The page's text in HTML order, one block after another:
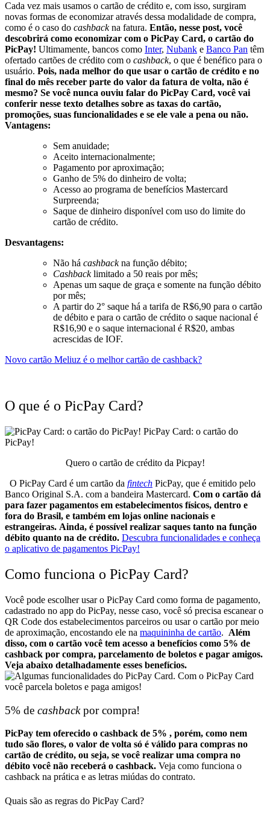
Cada vez mais usamos o cartão de crédito e, com isso, surgiram
novas formas de economizar através dessa modalidade de compra,
como é o caso do cashbackna fatura. Então, nesse post, você
descobrirá como economizar com o PicPay Card, o cartão do
PicPay! Ultimamente, bancos como Inter, Nubank e Banco Pan têm
ofertado cartões de crédito com o cashback, o que é benéfico para o
usuário. Pois, nada melhor do que usar o cartão de crédito e no
final do mês receber parte do valor da fatura de volta, não é
mesmo? Se você nunca ouviu falar do PicPay Card, você vai
conferir nesse texto detalhes sobre as taxas do cartão,
promoções, suas funcionalidades e se ele vale a pena ou não.
Vantagens:
Sem anuidade;
Aceito internacionalmente;
Pagamento por aproximação;
Ganho de 5% do dinheiro de volta;
Acesso ao programa de benefícios Mastercard
Surpreenda;
Saque de dinheiro disponível com uso do limite do
cartão de crédito.
Desvantagens:
Não há cashbackna função débito;
Cashbacklimitado a 50 reais por mês;
Apenas um saque de graça e somente na função débito
por mês;
A partir do 2° saque há a tarifa de R$6,90 para o cartão
de débito e para o cartão de crédito o saque nacional é
R$16,90 e o saque internacional é R$20, ambas
acrescidas de IOF.
Novo cartão Meliuz é o melhor cartão de cashback?
O que é o PicPay Card?
PicPay Card: o cartão do
PicPay!
Quero o cartão de crédito da Picpay!
O PicPay Card é um cartão da fintech PicPay, que é emitido pelo
Banco Original S.A. com a bandeira Mastercard. Com o cartão dá
para fazer pagamentos em estabelecimentos físicos, dentro e
fora do Brasil, e também em lojas online nacionais e
estrangeiras. Ainda, é possível realizar saques tanto na função
débito quanto na de crédito. Descubra funcionalidades e conheça
o aplicativo de pagamentos PicPay!
Como funciona o PicPay Card?
Você pode escolher usar o PicPay Card como forma de pagamento,
cadastrado no app do PicPay, nesse caso, você só precisa escanear o
QR Code dos estabelecimentos parceiros ou usar o cartão por meio
de aproximação, encostando ele na maquininha de cartão. Além
disso, com o cartão você tem acesso a benefícios como 5% de
cashback por compra, parcelamento de boletos e pagar amigos.
Veja abaixo detalhadamente esses benefícios.
Com o PicPay Card
você parcela boletos e paga amigos!
5% de cashbackpor compra!
PicPay tem oferecido o cashback de 5% , porém, como nem
tudo são flores, o valor de volta só é válido para compras no
cartão de crédito, ou seja, se você realizar uma compra no
débito você não receberá o cashback. Veja como funciona o
cashback na prática e as letras miúdas do contrato.
Quais são as regras do PicPay Card?